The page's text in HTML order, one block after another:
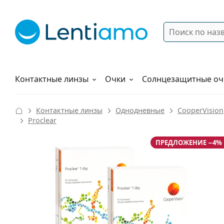
Поиск
Контактные линзы
Растворы Очки Солнцезащитные
Как заказать
Контактные линзы Однодневные
CooperVision
Proclear
ПРЕДЛОЖЕНИЕ −4%